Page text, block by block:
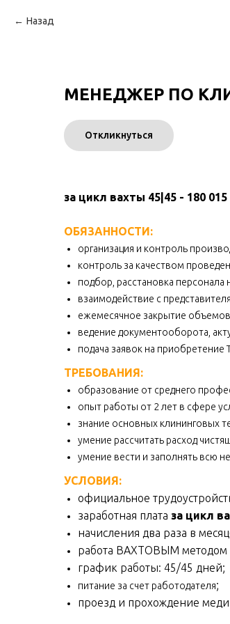
Назад
МЕНЕДЖЕР ПО
Откликнуться
за цикл вахты 45|45 - 180 015
ОБЯЗАННОСТИ:
организация и контроль
контроль за качеством
подбор, расстановка
взаимодействие с
ежемесячное закрытие объемов
ведение документооборота,
подача заявок на
ТРЕБОВАНИЯ:
образование от среднего
опыт работы от 2 лет в сфере
знание основных клининговых
умение рассчитать расход
умение вести и заполнять всю
УСЛОВИЯ:
официальное
заработная плата за цикл
начисления два раза в
работа ВАХТОВЫМ методом
график работы: 45/45 дней;
питание за счет работодателя;
проезд и прохождение